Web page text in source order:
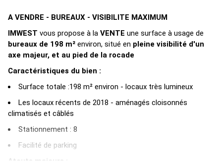
A VENDRE - BUREAUX - VISIBILITE MAXIMUM
IMWEST vous propose à la VENTE une surface à usage de
bureaux de 198 m² environ, situé en pleine visibilité d'un
axe majeur, et au pied de la rocade
Caractéristiques du bien :
Surface totale :198 m² environ - locaux très lumineux
Les locaux récents de 2018 - aménagés cloisonnés
climatisés et câblés
Stationnement : 8
Facilité de parking
Atouts majeurs :